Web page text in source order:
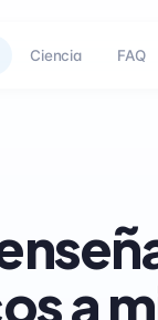
Ciencia FAQ
a